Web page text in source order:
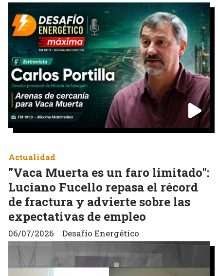
"Vaca Muerta es un faro limitado":
Luciano Fucello repasa el récord
de fractura y advierte sobre las
expectativas de empleo
Desafío Energético
Actualidad
06/07/2026